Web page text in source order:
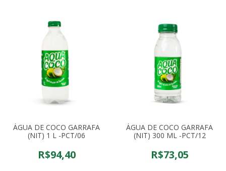
ÁGUA DE COCO GARRAFA
(NIT) 1 L -PCT/06
R$94,40
ÁGUA DE COCO GARRAFA
(NIT) 300 ML -PCT/12
R$73,05